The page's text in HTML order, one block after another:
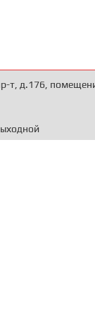
т, д.176,